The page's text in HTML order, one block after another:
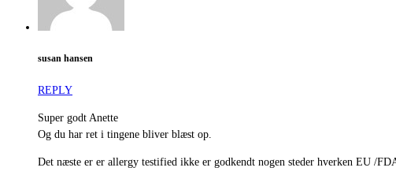
susan hansen
REPLY
Super godt Anette
Og du har ret i tingene bliver blæst op.
Det næste er er allergy testified ikke er godkendt nogen steder hverken EU /